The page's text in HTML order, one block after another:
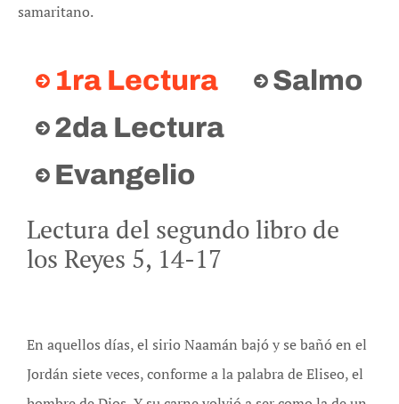
samaritano.
1ra Lectura
Salmo
2da Lectura
Evangelio
Lectura del segundo libro de
los Reyes 5, 14-17
En aquellos días, el sirio Naamán bajó y se bañó en el
Jordán siete veces, conforme a la palabra de Eliseo, el